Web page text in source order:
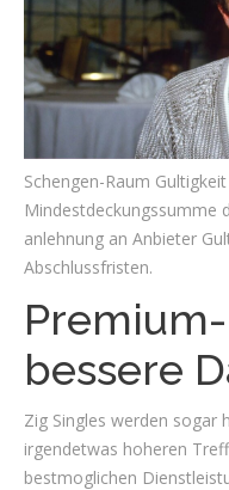
Schengen-Raum
Mindestdeckungssumme
anlehnung an Anbieter
Abschlussfristen.
bessere
Zig Singles werden sogar
irgendetwas hoheren
bestmoglichen